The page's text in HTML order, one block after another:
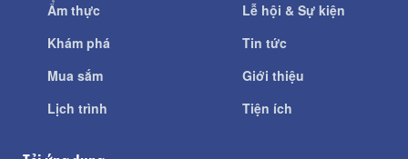
Ẩm thực
Khám phá
Mua sắm
Lịch trình
Lễ hội & Sự kiện
Tin tức
Giới thiệu
Tiện ích